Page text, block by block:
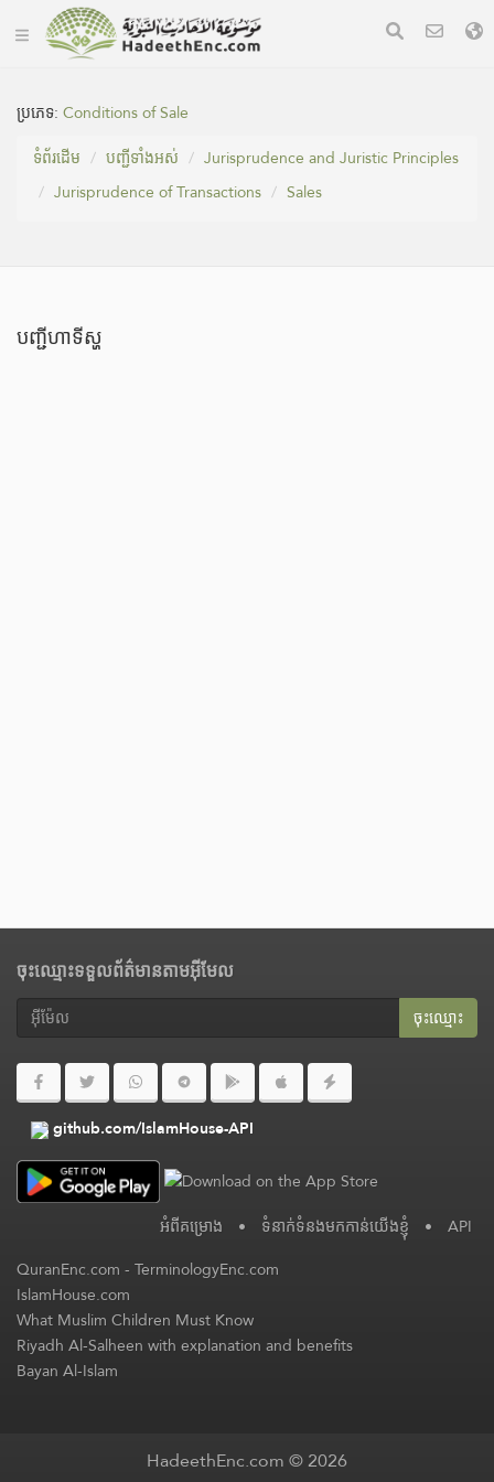
ប្រភេទ:Conditions of Sale
ទំព័រ​ដេីម
បញ្ជីទាំងអស់
Jurisprudence and Juristic Principles
Jurisprudence of Transactions
Sales
បញ្ជីហាទីស្ហ
ចុះឈ្មោះទទួលព័ត៌មានតាមអ៊ីមែល
ចុះ​ឈ្មោះ
github.com/IslamHouse-API
អំពី​គម្រោង • ទំនាក់ទំនងមកកាន់យើងខ្ញុំ • API
QuranEnc.com-TerminologyEnc.com
IslamHouse.com
What Muslim Children Must Know
Riyadh Al-Salheen with explanation and benefits
Bayan Al-Islam
HadeethEnc.com © 2026